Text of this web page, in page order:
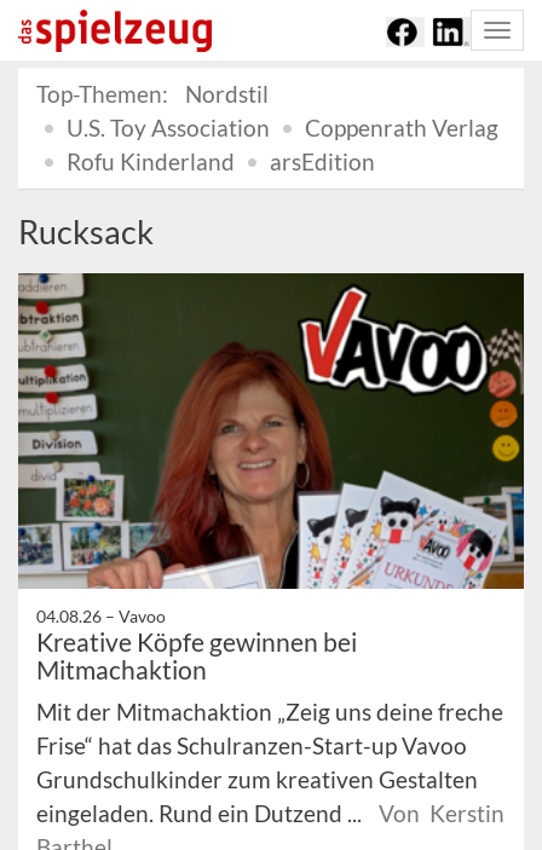
Top-Themen:
Nordstil
U.S. Toy Association
Coppenrath Verlag
Rofu Kinderland
arsEdition
Rucksack
04.08.26 – Vavoo
Kreative Köpfe gewinnen bei
Mitmachaktion
Mit der Mitmachaktion „Zeig uns deine freche
Frise“ hat das Schulranzen-Start-up Vavoo
Grundschulkinder zum kreativen Gestalten
eingeladen. Rund ein Dutzend ...
Von Kerstin